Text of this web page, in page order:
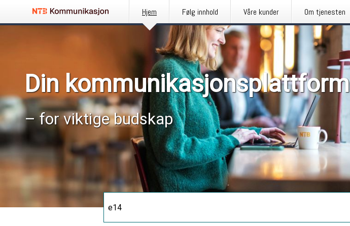
Hjem Følg innhold Våre kunder Om tjenesten
Din kommunikasjonsplattform
– for viktige budskap